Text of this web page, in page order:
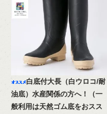
白底付大長（白ウロコ/耐
油底）水産関係の方へ！（一
般利用は天然ゴム底をおスス